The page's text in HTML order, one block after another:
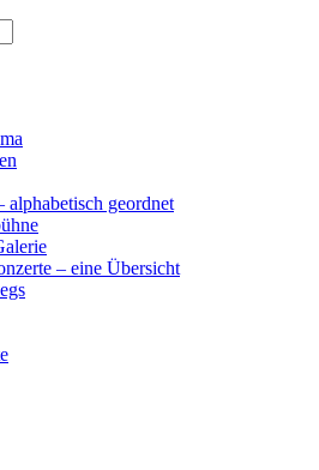
alphabetisch geordnet
– eine Übersicht